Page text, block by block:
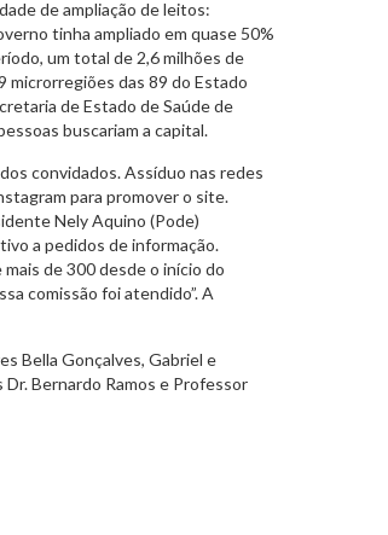
de ampliação de leitos:
tinha ampliado em quase 50%
um total de 2,6 milhões de
microrregiões das 89 do Estado
de Estado de Saúde de
buscariam a capital.
convidados. Assíduo nas redes
para promover o site.
Nely Aquino (Pode)
a pedidos de informação.
de 300 desde o início do
comissão foi atendido”. A
Bella Gonçalves, Gabriel e
Bernardo Ramos e Professor